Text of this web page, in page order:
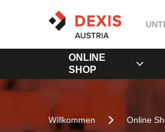
ONLINE
SHOP
Willkommen Online